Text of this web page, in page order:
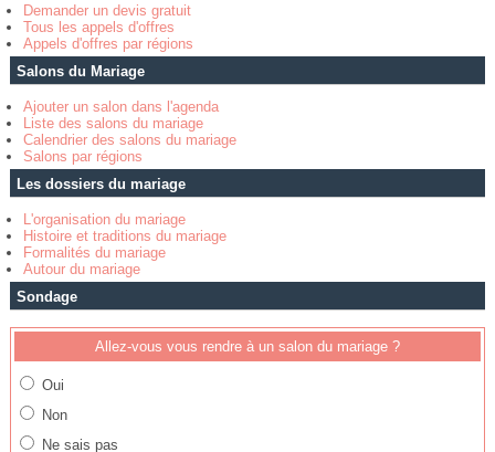
Demander un devis gratuit
Tous les appels d'offres
Appels d'offres par régions
Salons du Mariage
Ajouter un salon dans l'agenda
Liste des salons du mariage
Calendrier des salons du mariage
Salons par régions
Les dossiers du mariage
L'organisation du mariage
Histoire et traditions du mariage
Formalités du mariage
Autour du mariage
Sondage
Allez-vous vous rendre à un salon du mariage ?
Oui
Non
Ne sais pas